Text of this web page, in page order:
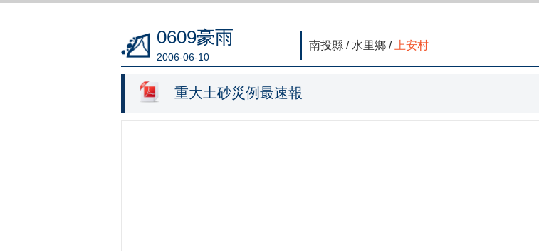
0609豪雨
2006-06-10
南投縣 / 水里鄉 / 上安村
重大土砂災例最速報